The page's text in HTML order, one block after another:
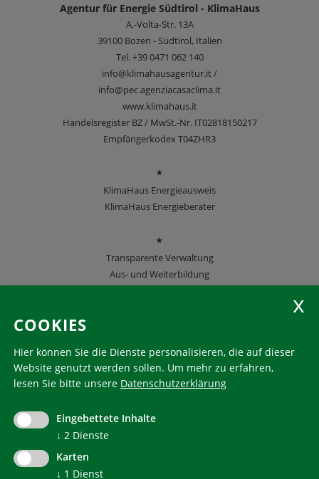
Agentur für Energie Südtirol - KlimaHaus
A.-Volta-Str. 13A
39100 Bozen - Südtirol, Italien
Tel.+39 0471 062 140
info@klimahausagentur.it /
info@pec.agenziacasaclima.it
www.klimahaus.it
Handelsregister BZ / MwSt.-Nr. IT02818150217
Empfängerkodex T04ZHR3
*
KlimaHaus Energieausweis
KlimaHaus Energieberater
*
Transparente Verwaltung
Aus- und Weiterbildung
KlimaHaus ist eine eingetragene Marke. Die Nutzung muss
communication@klimahausagentur.it
© 2022 Agentur für Energie Südtirol - KlimaHaus
COOKIES
Hier können Sie die Dienste personalisieren, die auf dieser
Website genutzt werden sollen. Um mehr zu erfahren,
lesen Sie bitte unsere Datenschutzerklärung
Eingebettete Inhalte
↓ 2 Dienste
Karten
↓ 1 Dienst